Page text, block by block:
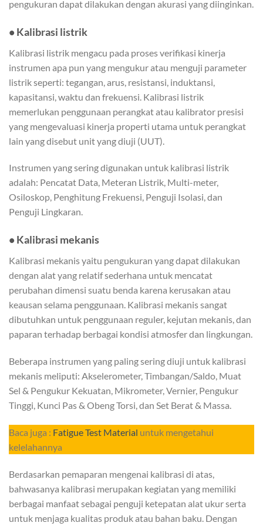
pengukuran dapat dilakukan dengan akurasi yang diinginkan.
• Kalibrasi listrik
Kalibrasi listrik mengacu pada proses verifikasi kinerja
instrumen apa pun yang mengukur atau menguji parameter
listrik seperti: tegangan, arus, resistansi, induktansi,
kapasitansi, waktu dan frekuensi. Kalibrasi listrik
memerlukan penggunaan perangkat atau kalibrator presisi
yang mengevaluasi kinerja properti utama untuk perangkat
lain yang disebut unit yang diuji (UUT).
Instrumen yang sering digunakan untuk kalibrasi listrik
adalah: Pencatat Data, Meteran Listrik, Multi-meter,
Osiloskop, Penghitung Frekuensi, Penguji Isolasi, dan
Penguji Lingkaran.
• Kalibrasi mekanis
Kalibrasi mekanis yaitu pengukuran yang dapat dilakukan
dengan alat yang relatif sederhana untuk mencatat
perubahan dimensi suatu benda karena kerusakan atau
keausan selama penggunaan. Kalibrasi mekanis sangat
dibutuhkan untuk penggunaan reguler, kejutan mekanis, dan
paparan terhadap berbagai kondisi atmosfer dan lingkungan.
Beberapa instrumen yang paling sering diuji untuk kalibrasi
mekanis meliputi: Akselerometer, Timbangan/Saldo, Muat
Sel & Pengukur Kekuatan, Mikrometer, Vernier, Pengukur
Tinggi, Kunci Pas & Obeng Torsi, dan Set Berat & Massa.
Baca juga : Fatigue Test Material untuk mengetahui
kelelahannya
Berdasarkan pemaparan mengenai kalibrasi di atas,
bahwasanya kalibrasi merupakan kegiatan yang memiliki
berbagai manfaat sebagai penguji ketepatan alat ukur serta
untuk menjaga kualitas produk atau bahan baku. Dengan